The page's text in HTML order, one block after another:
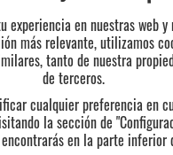
experiencia en nuestras web
más relevante, utilizamos
tanto de nuestra
de terceros.
cualquier preferencia en
la sección de
encontrarás en la parte inferior